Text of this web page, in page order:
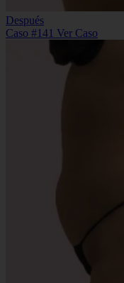
Después
Caso #141 Ver Caso